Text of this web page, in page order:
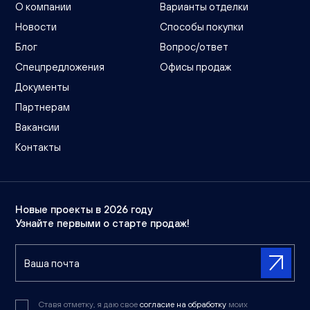
О компании
Новости
Блог
Спецпредложения
Документы
Партнерам
Вакансии
Контакты
Варианты отделки
Способы покупки
Вопрос/ответ
Офисы продаж
Новые проекты в 2026 году
Узнайте первыми о старте продаж!
Ставя отметку, я даю свое согласие на обработку моих